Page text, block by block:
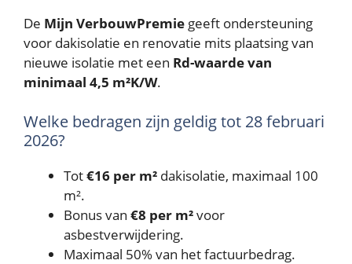
De Mijn VerbouwPremie geeft ondersteuning
voor dakisolatie en renovatie mits plaatsing van
nieuwe isolatie met een Rd-waarde van
minimaal 4,5 m²K/W.
Welke bedragen zijn geldig tot 28 februari
2026?
Tot€16 per m² dakisolatie, maximaal 100
m².
Bonus van €8 per m²voor
asbestverwijdering.
Maximaal 50% van het factuurbedrag.